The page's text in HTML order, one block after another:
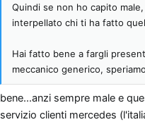
Quindi se non ho capito male,
interpellato chi ti ha fatto
Hai fatto bene a fargli
meccanico generico,
bene...anzi sempre male e
servizio clienti mercedes